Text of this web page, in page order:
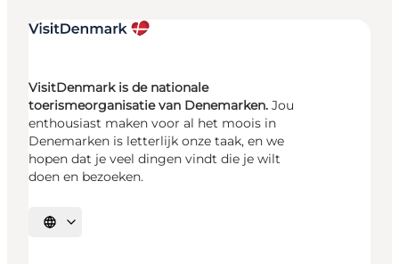
VisitDenmark is de nationale
toerismeorganisatie van Denemarken. Jou
enthousiast maken voor al het moois in
Denemarken is letterlijk onze taak, en we
hopen dat je veel dingen vindt die je wilt
doen en bezoeken.
Selecteer taal